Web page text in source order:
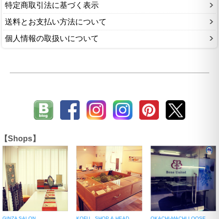
特定商取引法に基づく表示
送料とお支払い方法について
個人情報の取扱いについて
【Shops】